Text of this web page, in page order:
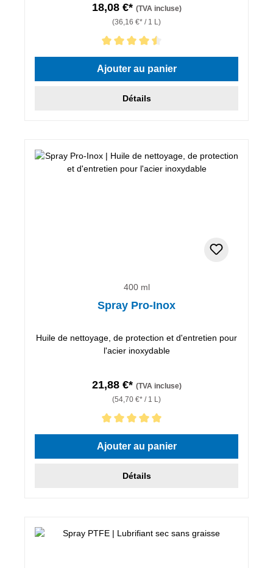
18,08 €* (TVA incluse)
(36,16 €* / 1 L)
Note moyenne de 4.5 sur 5 étoiles
Ajouter au panier
Détails
400 ml
Spray Pro-Inox
Huile de nettoyage, de protection et d'entretien pour
l'acier inoxydable
21,88 €* (TVA incluse)
(54,70 €* / 1 L)
Note moyenne de 5 sur 5 étoiles
Ajouter au panier
Détails